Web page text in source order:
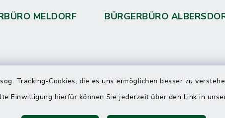
Tracking-Cookies, die es uns ermöglichen besser zu
Einwilligung hierfür können Sie jederzeit über den Link in
MELDORF BÜRGERBÜRO
Erreichbarkeit per